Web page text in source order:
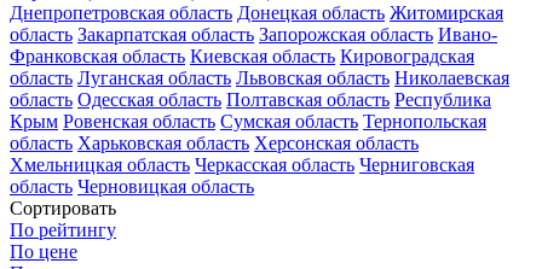
Днепропетровская область Донецкая область Житомирская
область Закарпатская область Запорожская область Ивано-
Франковская область Киевская область Кировоградская
область Луганская область Львовская область Николаевская
область Одесская область Полтавская область Республика
Крым Ровенская область Сумская область Тернопольская
область Харьковская область Херсонская область
Хмельницкая область Черкасская область Черниговская
область Черновицкая область
Сортировать
По рейтингу
По цене